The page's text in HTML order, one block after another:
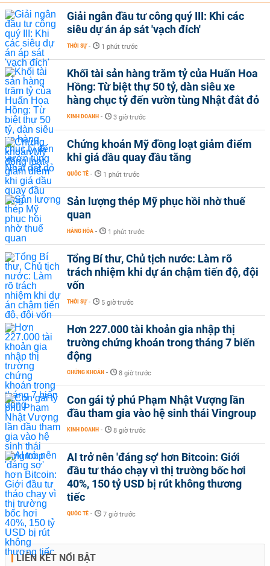
Giải ngân đầu tư công quý III: Khi các
siêu dự án áp sát 'vạch đích'
THỜI SỰ - 1 phút trước
Khối tài sản hàng trăm tỷ của Huấn Hoa
Hồng: Từ biệt thự 50 tỷ, dàn siêu xe
hàng chục tỷ đến vườn tùng Nhật đắt đỏ
KINH DOANH - 3 giờ trước
Chứng khoán Mỹ đồng loạt giảm điểm
khi giá dầu quay đầu tăng
QUỐC TẾ - 1 phút trước
Sản lượng thép Mỹ phục hồi nhờ thuế
quan
HÀNG HÓA - 1 phút trước
Tổng Bí thư, Chủ tịch nước: Làm rõ
trách nhiệm khi dự án chậm tiến độ, đội
vốn
THỜI SỰ - 5 giờ trước
Hơn 227.000 tài khoản gia nhập thị
trường chứng khoán trong tháng 7 biến
động
CHỨNG KHOÁN - 8 giờ trước
Con gái tỷ phú Phạm Nhật Vượng lần
đầu tham gia vào hệ sinh thái Vingroup
KINH DOANH - 8 giờ trước
AI trở nên 'đáng sợ' hơn Bitcoin: Giới
đầu tư tháo chạy vì thị trường bốc hơi
40%, 150 tỷ USD bị rút không thương
tiếc
QUỐC TẾ - 7 giờ trước
LIÊN KẾT NỔI BẬT